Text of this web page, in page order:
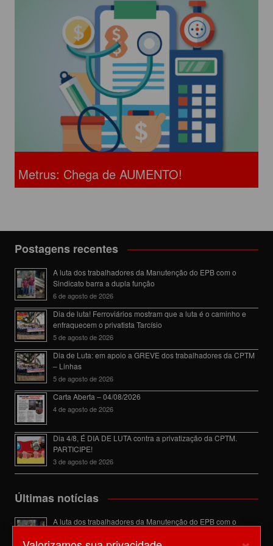
Metrus: Chega de AUMENTO!
Postagens recentes
A luta dos trabalhadores da Manutenção do EPB com o
Sindicato barra a dupla função
6 de agosto de 2026
Dia de luta! Ferroviários mostram que a luta é o caminho e
enfraquecem o privatista Tarcísio
5 de agosto de 2026
Dia de Luta: em apoio a GREVE dos trabalhadores da CPTM
– Linhas
5 de agosto de 2026
Carta Aberta – 04/08/2026
4 de agosto de 2026
Dia 4/8, É DIA DE LUTA contra a privatização da CPTM.
PARTICIPE!
3 de agosto de 2026
Últimas notícias
A luta dos trabalhadores da Manutenção do EPB com o